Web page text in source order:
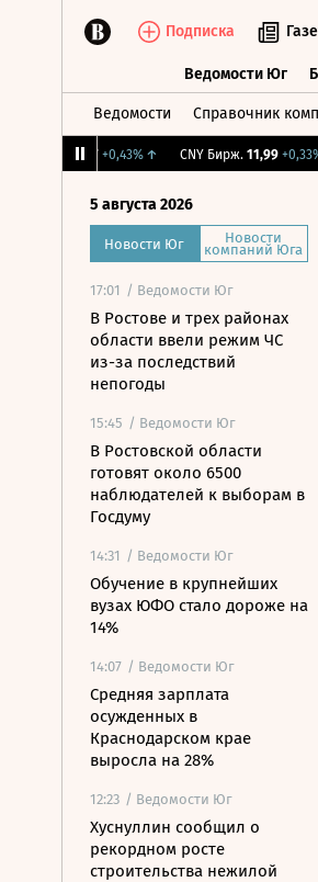
Подписка
Ведомости Юг
Ведомости Справочник
+0,43%↑ CNY Бирж. 11,99 +0,33%
5 августа 2026
Новости Юг Новости
компаний Юга
17:01 / Ведомости Юг
В Ростове и трех районах
области ввели режим ЧС
из-за последствий
непогоды
15:45 / Ведомости Юг
В Ростовской области
готовят около 6500
наблюдателей к выборам в
Госдуму
14:31 / Ведомости Юг
Обучение в крупнейших
вузах ЮФО стало дороже на
14%
14:07 / Ведомости Юг
Средняя зарплата
осужденных в
Краснодарском крае
выросла на 28%
12:23 / Ведомости Юг
Хуснуллин сообщил о
рекордном росте
строительства нежилой